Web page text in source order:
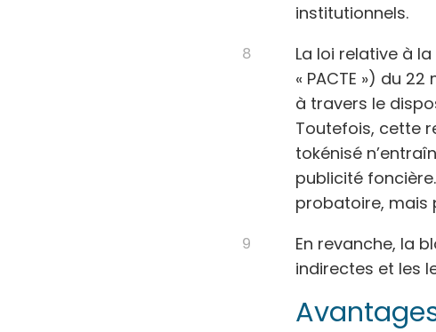
institutionnels.
La loi relative à
« PACTE ») du 22
à travers le
Toutefois, cette
tokénisé
publicité
probatoire, mais
En revanche, la
indirectes et les